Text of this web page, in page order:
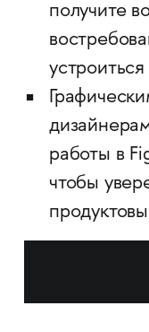
получите
работы в
чтобы